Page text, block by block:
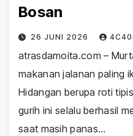
Bosan
26 JUNI 2026
atrasdamoita.com –
makanan jalanan paling
Hidangan berupa roti
gurih ini selalu berhasil
saat masih panas…